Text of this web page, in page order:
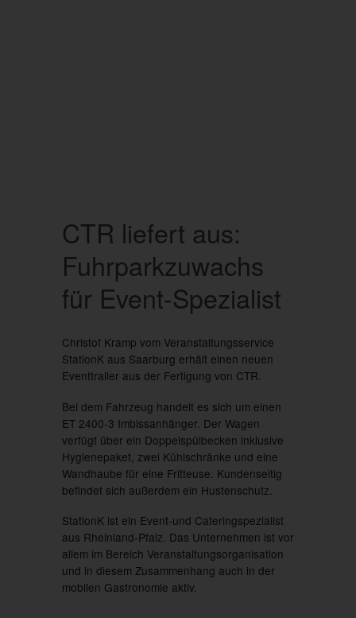
CTR liefert aus:
Fuhrparkzuwachs
für Event-Spezialist
Christof Kramp vom Veranstaltungsservice
StationK aus Saarburg erhält einen neuen
Eventtrailer aus der Fertigung von CTR.
Bei dem Fahrzeug handelt es sich um einen
ET 2400-3 Imbissanhänger. Der Wagen
verfügt über ein Doppelspülbecken inklusive
Hygienepaket, zwei Kühlschränke und eine
Wandhaube für eine Fritteuse. Kundenseitig
befindet sich außerdem ein Hustenschutz.
StationK ist ein Event-und Cateringspezialist
aus Rheinland-Pfalz. Das Unternehmen ist vor
allem im Bereich Veranstaltungsorganisation
und in diesem Zusammenhang auch in der
mobilen Gastronomie aktiv.